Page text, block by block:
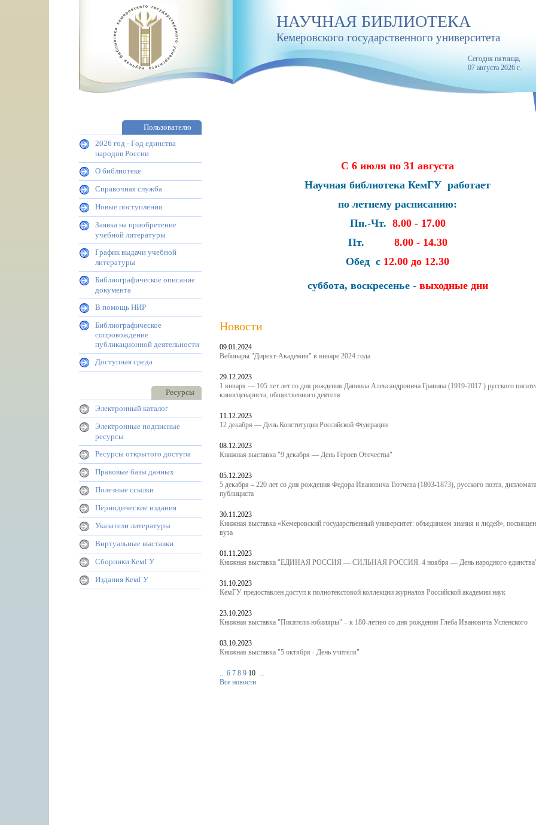
НАУЧНАЯ БИБЛИОТЕКА
Кемеровского государственного университета
Сегодня пятница,
07 августа 2026 г.
Пользователю
2026 год - Год единства
народов России
О библиотеке
Справочная служба
Новые поступления
Заявка на приобретение
учебной литературы
График выдачи учебной
литературы
Библиографическое описание
документа
В помощь НИР
Библиографическое
сопровождение
публикационной деятельности
Доступная среда
Ресурсы
Электронный каталог
Электронные подписные
ресурсы
Ресурсы открытого доступа
Правовые базы данных
Полезные ссылки
Периодические издания
Указатели литературы
Виртуальные выставки
Сборники КемГУ
Издания КемГУ
С 6 июля по 31 августа
Научная библиотека КемГУ работает
по летнему расписанию:
Пн.-Чт. 8.00 - 17.00
Пт. 8.00 - 14.30
Обед с 12.00 до 12.30
суббота, воскресенье - выходные дни
Новости
09.01.2024
Вебинары "Директ-Академия" в январе 2024 года
29.12.2023
1 января — 105 лет лет со дня рождения Даниила Александровича Гранина (1919-2017 ) русского
киносценариста, общественного деятеля
11.12.2023
12 декабря — День Конституции Российской Федерации
08.12.2023
Книжная выставка "9 декабря — День Героев Отечества"
05.12.2023
5 декабря – 220 лет со дня рождения Федора Ивановича Тютчева (1803-1873), русского поэта,
публициста
30.11.2023
Книжная выставка «Кемеровский государственный университет: объединяем знания и людей»,
вуза
01.11.2023
Книжная выставка "ЕДИНАЯ РОССИЯ — СИЛЬНАЯ РОССИЯ. 4 ноября — День народного
31.10.2023
КемГУ предоставлен доступ к полнотекстовой коллекции журналов Российской академии наук
23.10.2023
Книжная выставка "Писатели-юбиляры" – к 180-летию со дня рождения Глеба Ивановича Успенского
03.10.2023
Книжная выставка "5 октября - День учителя"
... 6 7 8 9 10 ...
Все новости